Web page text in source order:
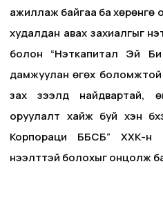
ажиллаж байгаа ба хөрөнгө
худалдан авах захиалгыг
болон “Нэткапитал Эй
дамжуулан өгөх
зах зээлд найдвартай,
оруулалт хайж буй хэн
Корпораци ББСБ” ХХК-н
нээлттэй болохыг онцолж